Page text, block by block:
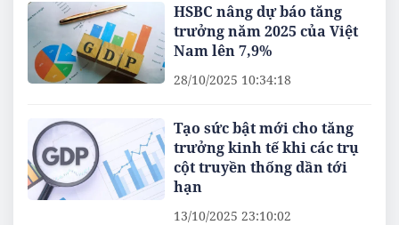
HSBC nâng dự báo tăng
trưởng năm 2025 của Việt
Nam lên 7,9%
28/10/2025 10:34:18
Tạo sức bật mới cho tăng
trưởng kinh tế khi các trụ
cột truyền thống dần tới
hạn
13/10/2025 23:10:02